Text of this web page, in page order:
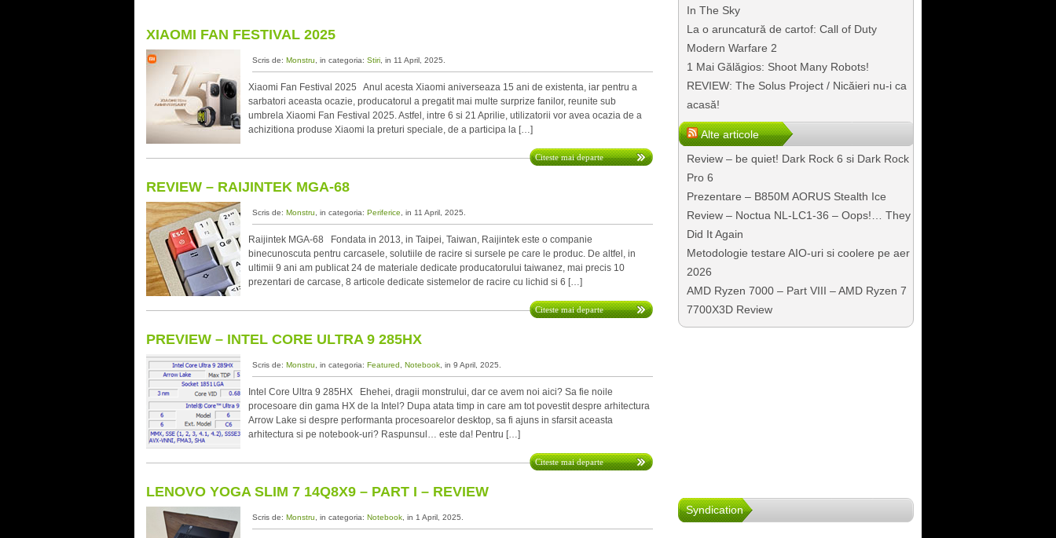
XIAOMI FAN FESTIVAL 2025
Scris de: Monstru , in categoria: Stiri , in 11 April, 2025.
Xiaomi Fan Festival 2025 Anul acesta Xiaomi aniverseaza 15 ani de existenta, iar pentru a
sarbatori aceasta ocazie, producatorul a pregatit mai multe surprize fanilor, reunite sub
umbrela Xiaomi Fan Festival 2025. Astfel, intre 6 si 21 Aprilie, utilizatorii vor avea ocazia de a
achizitiona produse Xiaomi la preturi speciale, de a participa la […]
Citeste mai departe
REVIEW – RAIJINTEK MGA-68
Scris de: Monstru , in categoria: Periferice , in 11 April, 2025.
Raijintek MGA-68 Fondata in 2013, in Taipei, Taiwan, Raijintek este o companie
binecunoscuta pentru carcasele, solutiile de racire si sursele pe care le produc. De altfel, in
ultimii 9 ani am publicat 24 de materiale dedicate producatorului taiwanez, mai precis 10
prezentari de carcase, 8 articole dedicate sistemelor de racire cu lichid si 6 […]
Citeste mai departe
PREVIEW – INTEL CORE ULTRA 9 285HX
Scris de: Monstru , in categoria: Featured Notebook , in 9 April, 2025.
Intel Core Ultra 9 285HX Ehehei, dragii monstrului, dar ce avem noi aici? Sa fie noile
procesoare din gama HX de la Intel? Dupa atata timp in care am tot povestit despre arhitectura
Arrow Lake si despre performanta procesoarelor desktop, sa fi ajuns in sfarsit aceasta
arhitectura si pe notebook-uri? Raspunsul… este da! Pentru […]
Citeste mai departe
LENOVO YOGA SLIM 7 14Q8X9 – PART I – REVIEW
Scris de: Monstru , in categoria: Notebook , in 1 April, 2025.
In The Sky
La o aruncatură de cartof: Call of Duty
Modern Warfare 2
1 Mai Gălăgios: Shoot Many Robots!
REVIEW: The Solus Project / Nicăieri nu-i ca
acasă!
Alte articole
Review – be quiet! Dark Rock 6 si Dark Rock
Pro 6
Prezentare – B850M AORUS Stealth Ice
Review – Noctua NL-LC1-36 – Oops!… They
Did It Again
Metodologie testare AIO-uri si coolere pe aer
2026
AMD Ryzen 7000 – Part VIII – AMD Ryzen 7
7700X3D Review
Syndication